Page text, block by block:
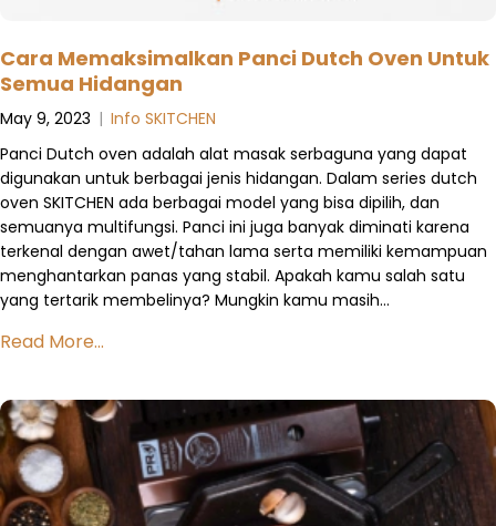
Cara Memaksimalkan Panci Dutch Oven Untuk
Semua Hidangan
May 9, 2023 | Info SKITCHEN
Panci Dutch oven adalah alat masak serbaguna yang dapat
digunakan untuk berbagai jenis hidangan. Dalam series dutch
oven SKITCHEN ada berbagai model yang bisa dipilih, dan
semuanya multifungsi. Panci ini juga banyak diminati karena
terkenal dengan awet/tahan lama serta memiliki kemampuan
menghantarkan panas yang stabil. Apakah kamu salah satu
yang tertarik membelinya? Mungkin kamu masih…
Read More...